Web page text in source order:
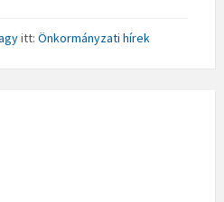
itt: Önkormányzati hírek